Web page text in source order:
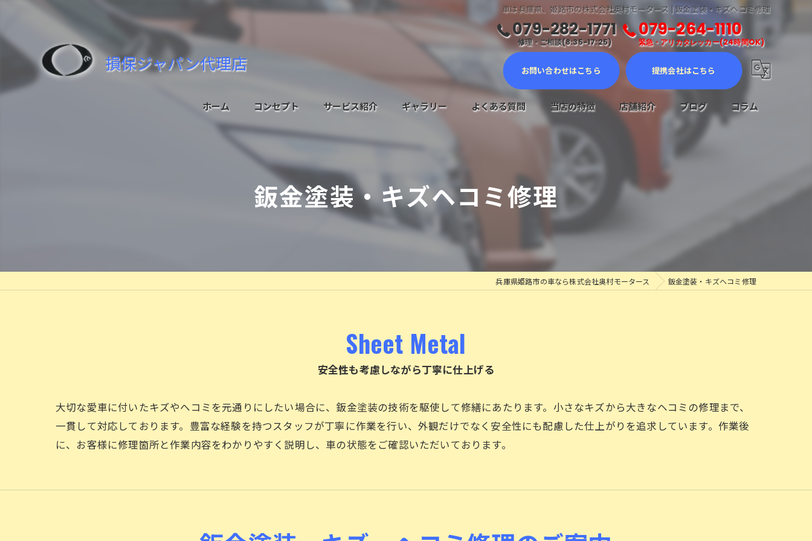
車は兵庫県、姫路市の株式会社奥村モータース | 鈑金塗装・キズヘコミ修理
損保ジャパン代理店
079-282-1771
修理・ご相談(8:35-17:25)
079-264-1110
緊急・アリカタレッカー(24時間OK)
お問い合わせはこちら 提携会社はこちら
ホーム コンセプト サービス紹介
車検サービス
メンテナンスについて
鈑金塗装・キズヘコミ修理
新車・中古車販売
ロードサービスについて
ギャラリー よくある質問 当店の特徴
メンテナンス
修理
ロードサービス
店舗紹介 ブログ コラム
鈑金塗装・キズヘコミ修理
兵庫県姫路市の車なら株式会社奥村モータース 鈑金塗装・キズヘコミ修理
安全性も考慮しながら丁寧に仕上げる
Sheet Metal
大切な愛車に付いたキズやヘコミを元通りにしたい場合に、鈑金塗装の技術を駆使して修繕にあたります。小さなキズから大きなヘコミの修理まで、
一貫して対応しております。豊富な経験を持つスタッフが丁寧に作業を行い、外観だけでなく安全性にも配慮した仕上がりを追求しています。作業後
に、お客様に修理箇所と作業内容をわかりやすく説明し、車の状態をご確認いただいております。